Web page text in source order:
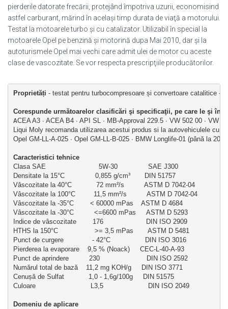
pierderile datorate frecării, protejând împotriva uzurii, economisind
astfel carburant, mărind în acelaşi timp durata de viaţă a motorului.
Testat la motoarele turbo şi cu catalizator. Utilizabil în special la
motoarele Opel pe benzină şi motorină dupa Mai 2010, dar şi la
autoturismele Opel mai vechi care admit ulei de motor cu aceste
clase de vascozitate. Se vor respecta prescripţiile producătorilor.
Proprietăți - testat pentru turbocompresoare și convertoare catalitice -
Corespunde următoarelor clasificări şi specificaţii, pe care le şi
ACEA A3 ∙ ACEA B4 ∙ API SL ∙ MB-Approval 229.5 ∙ VW 502 00 ∙ VW
Liqui Moly recomanda utilizarea acestui produs si la autovehiculele cu
Opel GM-LL-A-025 ∙ Opel GM-LL-B-025 ∙ BMW Longlife-01 (până la
Caracteristici tehnice
Clasa SAE                          5W-30               SAE J300
Densitate la 15°C               0,855 g/cm³       DIN 51757
Vâscozitate la 40°C            72 mm²/s          ASTM D 7042-04
Vâscozitate la 100°C         11,5 mm²/s          ASTM D 7042-04
Vâscozitate la -35°C        < 60000 mPas    ASTM D 4684
Vâscozitate la -30°C          <=6600 mPas     ASTM D 5293
Indice de vâscozitate        176                     DIN ISO 2909
HTHS la 150°C                  >= 3,5 mPas       ASTM D 5481
Punct de curgere              - 42°C                 DIN ISO 3016
Pierderea la evaporare    9,5 % (Noack)     CEC-L-40-A-93
Punct de aprindere          230                       DIN ISO 2592
Numărul total de bază    11,2 mg KOH/g     DIN ISO 3771
Cenușă de Sulfat            1,0 - 1,6g/100g     DIN 51575
Culoare                           L3,5                      DIN ISO 2049
Domeniu de aplicare